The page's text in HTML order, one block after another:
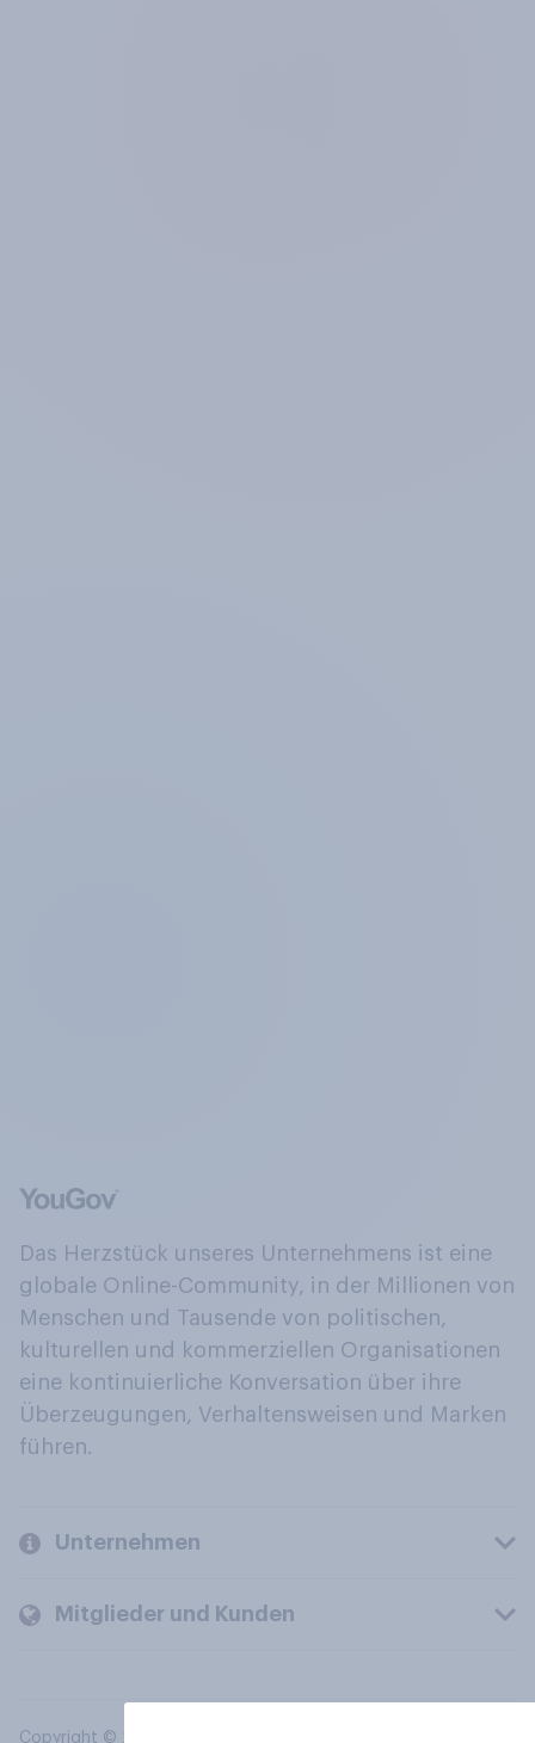
Das Herzstück unseres Unternehmens ist eine
globale Online-Community, in der Millionen von
Menschen und Tausende von politischen,
kulturellen und kommerziellen Organisationen
eine kontinuierliche Konversation über ihre
Überzeugungen, Verhaltensweisen und Marken
führen.
Unternehmen
Mitglieder und Kunden
Copyright © 2026 YouGov PLC. Alle Rechte vorbehalten.